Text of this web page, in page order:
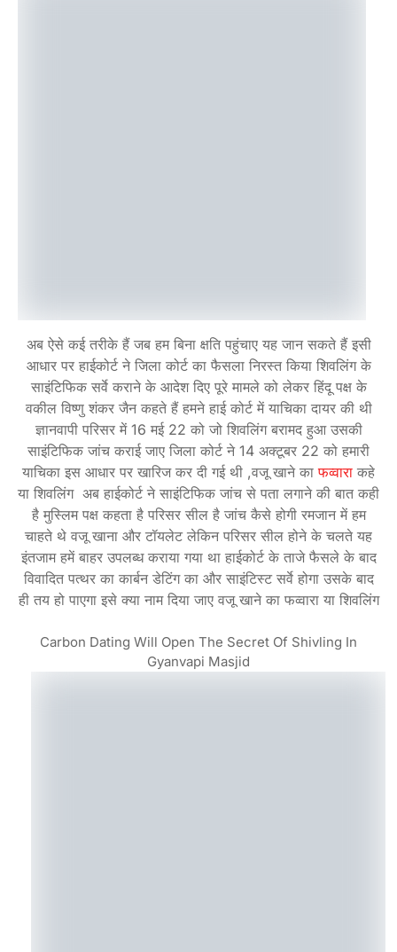
अब ऐसे कई तरीके हैं जब हम बिना क्षति पहुंचाए यह जान सकते हैं इसी
आधार पर हाईकोर्ट ने जिला कोर्ट का फैसला निरस्त किया शिवलिंग के
साइंटिफिक सर्वे कराने के आदेश दिए पूरे मामले को लेकर हिंदू पक्ष के
वकील विष्णु शंकर जैन कहते हैं हमने हाई कोर्ट में याचिका दायर की थी
ज्ञानवापी परिसर में 16 मई 22 को जो शिवलिंग बरामद हुआ उसकी
साइंटिफिक जांच कराई जाए जिला कोर्ट ने 14 अक्टूबर 22 को हमारी
याचिका इस आधार पर खारिज कर दी गई थी ,वजू खाने काफव्वारा कहे
या शिवलिंग अब हाईकोर्ट ने साइंटिफिक जांच से पता लगाने की बात कही
है मुस्लिम पक्ष कहता है परिसर सील है जांच कैसे होगी रमजान में हम
चाहते थे वजू खाना और टॉयलेट लेकिन परिसर सील होने के चलते यह
इंतजाम हमें बाहर उपलब्ध कराया गया था हाईकोर्ट के ताजे फैसले के बाद
विवादित पत्थर का कार्बन डेटिंग का और साइंटिस्ट सर्वे होगा उसके बाद
ही तय हो पाएगा इसे क्या नाम दिया जाए वजू खाने का फव्वारा या शिवलिंग
Carbon Dating Will Open The Secret Of Shivling In
Gyanvapi Masjid